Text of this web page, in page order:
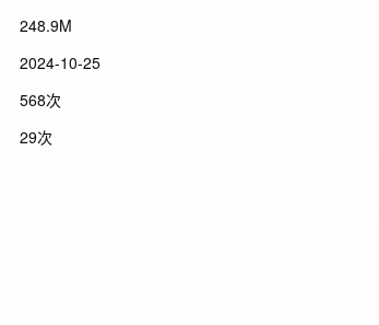
248.9M
2024-10-25
568次
29次